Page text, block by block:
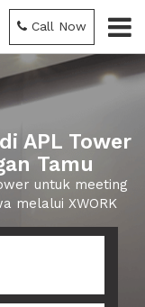
Call Now
APL Tower
Tamu
untuk meeting
melalui XWORK